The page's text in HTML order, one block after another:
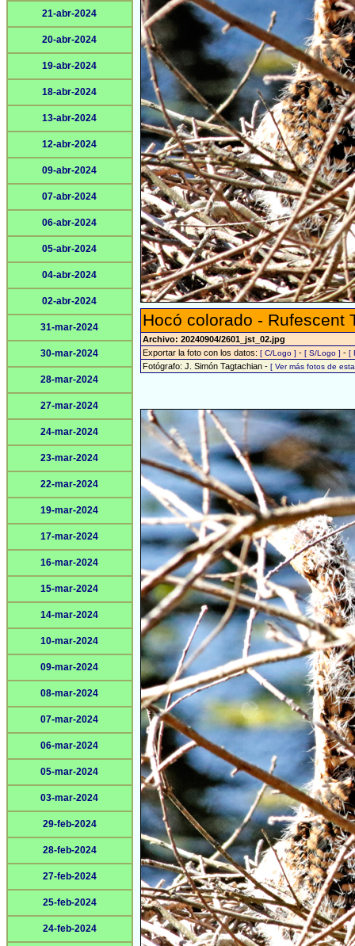
21-abr-2024
20-abr-2024
19-abr-2024
18-abr-2024
13-abr-2024
12-abr-2024
09-abr-2024
07-abr-2024
06-abr-2024
05-abr-2024
04-abr-2024
02-abr-2024
31-mar-2024
30-mar-2024
28-mar-2024
27-mar-2024
24-mar-2024
23-mar-2024
22-mar-2024
19-mar-2024
17-mar-2024
16-mar-2024
15-mar-2024
14-mar-2024
10-mar-2024
09-mar-2024
08-mar-2024
07-mar-2024
06-mar-2024
05-mar-2024
03-mar-2024
29-feb-2024
28-feb-2024
27-feb-2024
25-feb-2024
24-feb-2024
Hocó colorado - Rufescent
Archivo: 20240904/2601_jst_02.jpg
Exportar la foto con los datos: [ C/Logo ] - [ S/Logo ] - [
Fotógrafo: J. Simón Tagtachian - [ Ver más fotos de